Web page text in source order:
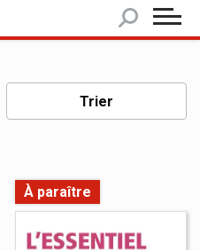
Trier
À paraître